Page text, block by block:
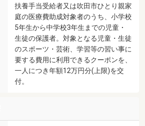
扶養手当受給者又は吹田市ひとり親家
庭の医療費助成対象者のうち、小学校
5年生から中学校3年生までの児童・
生徒の保護者。対象となる児童・生徒
のスポーツ・芸術、学習等の習い事に
要する費用に利用できるクーポンを、
一人につき年額12万円分(上限)を交
付。